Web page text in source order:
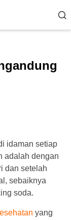
idaman setiap
adalah dengan
dan setelah
sebaiknya
soda.
yang